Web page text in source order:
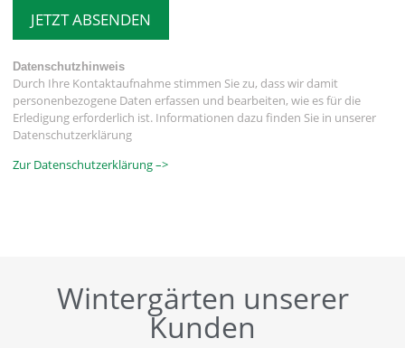
JETZT ABSENDEN
Datenschutzhinweis
Durch Ihre Kontaktaufnahme stimmen Sie zu, dass wir damit
personenbezogene Daten erfassen und bearbeiten, wie es für die
Erledigung erforderlich ist. Informationen dazu finden Sie in unserer
Datenschutzerklärung
Zur Datenschutzerklärung –>
Wintergärten unserer
Kunden